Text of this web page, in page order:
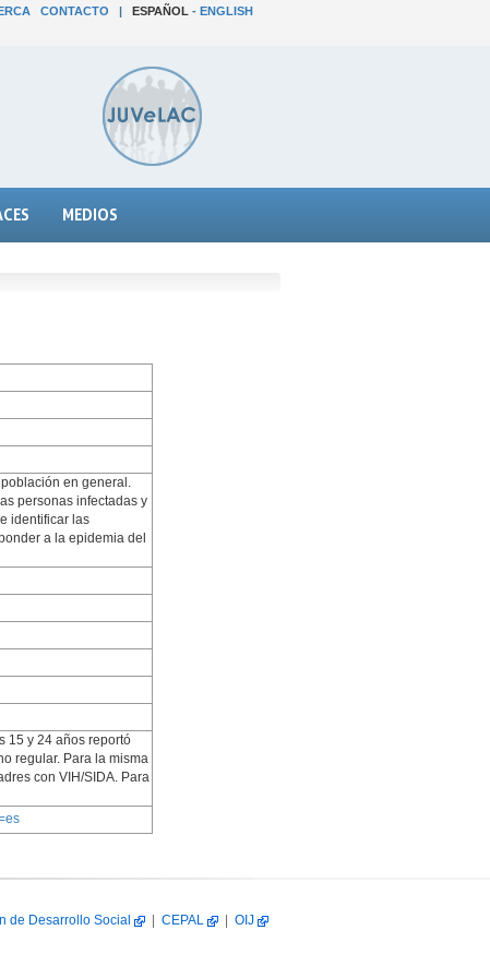
CONTACTO | ESPAÑOL - ENGLISH
MEDIOS
en general.
personas infectadas y
identificar las
a la epidemia del
15 y 24 años reportó
regular. Para la misma
con VIH/SIDA. Para
de Desarrollo Social CEPAL OIJ